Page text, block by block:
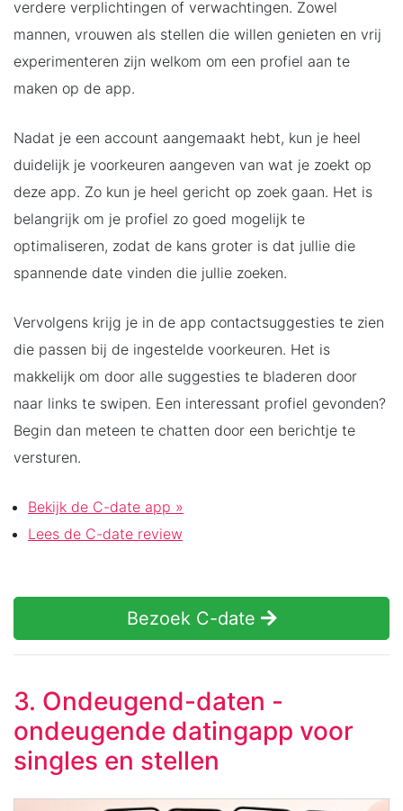
verdere verplichtingen of verwachtingen. Zowel
mannen, vrouwen als stellen die willen genieten en vrij
experimenteren zijn welkom om een profiel aan te
maken op de app.
Nadat je een account aangemaakt hebt, kun je heel
duidelijk je voorkeuren aangeven van wat je zoekt op
deze app. Zo kun je heel gericht op zoek gaan. Het is
belangrijk om je profiel zo goed mogelijk te
optimaliseren, zodat de kans groter is dat jullie die
spannende date vinden die jullie zoeken.
Vervolgens krijg je in de app contactsuggesties te zien
die passen bij de ingestelde voorkeuren. Het is
makkelijk om door alle suggesties te bladeren door
naar links te swipen. Een interessant profiel gevonden?
Begin dan meteen te chatten door een berichtje te
versturen.
Bekijk de C-date app »
Lees de C-date review
Bezoek C-date
3. Ondeugend-daten -
ondeugende datingapp voor
singles en stellen